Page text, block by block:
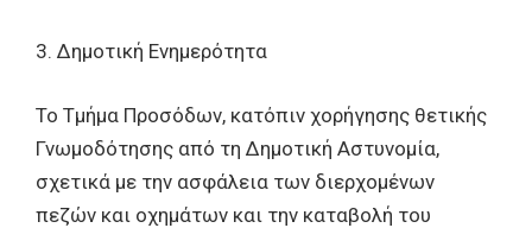
3. Δημοτική Ενημερότητα
Το Τμήμα Προσόδων, κατόπιν χορήγησης θετικής
Γνωμοδότησης από τη Δημοτική Αστυνομία,
σχετικά με την ασφάλεια των διερχομένων
πεζών και οχημάτων και την καταβολή του